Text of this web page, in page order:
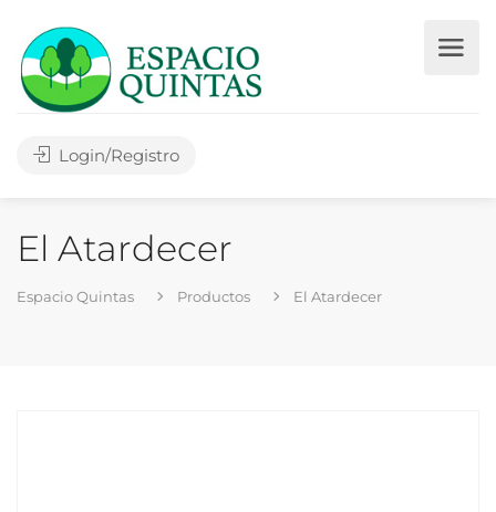
Login/Registro
El Atardecer
Espacio Quintas Productos El Atardecer